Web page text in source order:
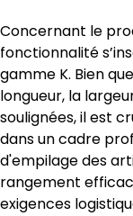
Concernant le
fonctionnalité
gamme K. Bien
longueur, la
soulignées, il est
dans un cadre
d'empilage des
rangement
exigences